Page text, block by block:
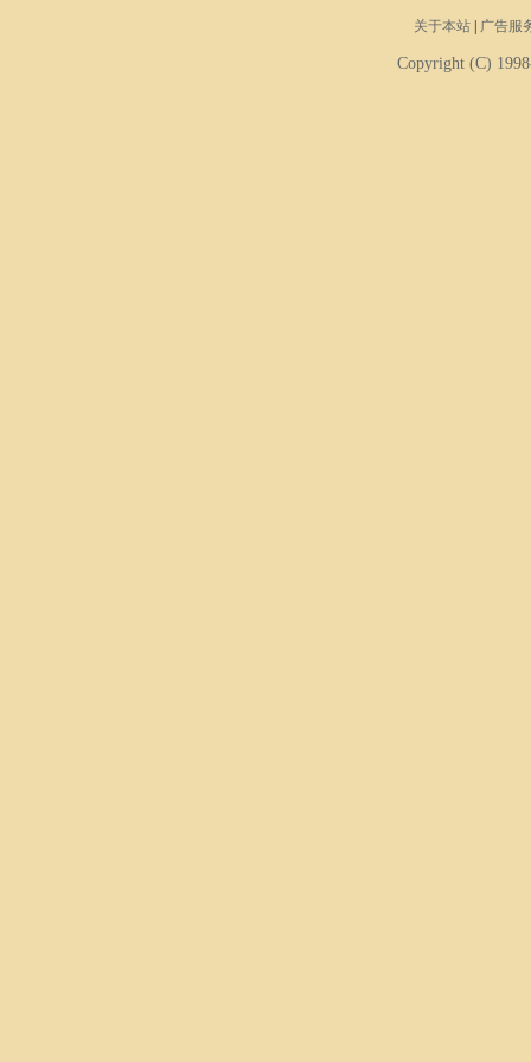
关于本站 广告服
Copyright (C)